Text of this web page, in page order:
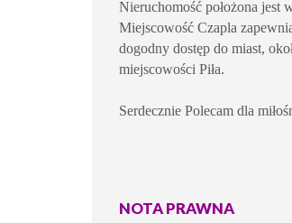
Nieruchomość położona jest
Miejscowość Czapla
dogodny dostęp do miast,
miejscowości Piła.
Serdecznie Polecam dla
NOTA PRAWNA